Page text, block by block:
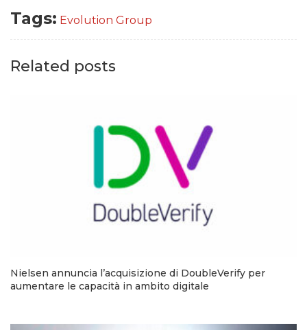
Tags: Evolution Group
Related posts
Nielsen annuncia l’acquisizione di DoubleVerify per
aumentare le capacità in ambito digitale